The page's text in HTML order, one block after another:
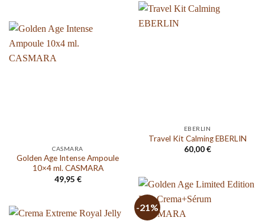
EBERLIN
Travel Kit Calming EBERLIN
60,00€
CASMARA
Golden Age Intense Ampoule
10×4 ml. CASMARA
49,95 €
-21%